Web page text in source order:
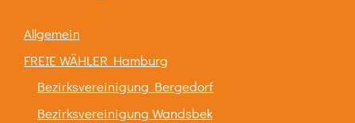
Allgemein
FREIE WÄHLER Hamburg
Bezirksvereinigung Bergedorf
Bezirksvereinigung Wandsbek